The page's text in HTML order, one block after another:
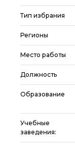
Тип избрания
Регионы
Место работы
Должность
Образование
Учебные
заведения: